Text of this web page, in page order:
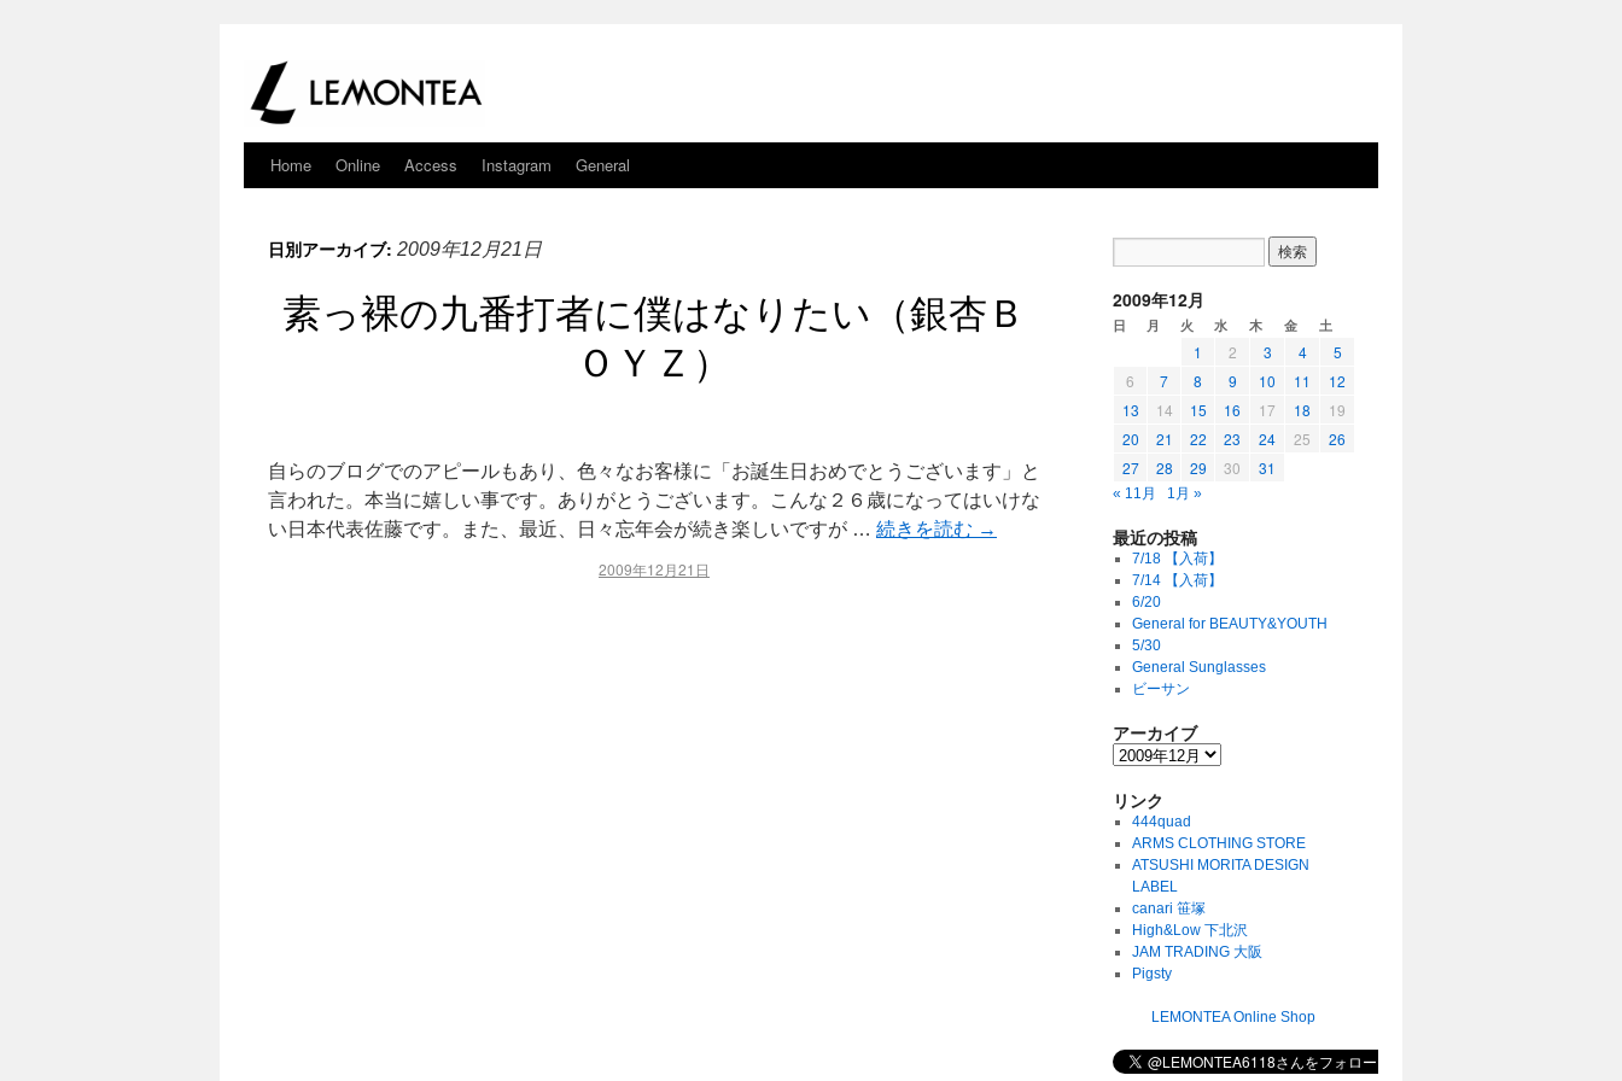
Home Online Access Instagram General
日別アーカイブ: 2009年12月21日
素っ裸の九番打者に僕はなりたい（銀杏Ｂ
ＯＹＺ）
自らのブログでのアピールもあり、色々なお客様に「お誕生日おめでとうございます」と
言われた。本当に嬉しい事です。ありがとうございます。こんな２６歳になってはいけな
い日本代表佐藤です。また、最近、日々忘年会が続き楽しいですが … 続きを読む →
2009年12月21日
2009年12月
日 月 火 水 木 金 土
1 2 3 4
5
6
7 8 9 10 11
12
13
14 15 16 17 18
19
20
21 22 23 24 25
26
27
28 29 30 31
« 11月 1月 »
最近の投稿
7/18 【入荷】
7/14 【入荷】
6/20
General for BEAUTY&YOUTH
5/30
General Sunglasses
ビーサン
アーカイブ
リンク
444quad
ARMS CLOTHING STORE
ATSUSHI MORITA DESIGN
LABEL
canari 笹塚
High&Low 下北沢
JAM TRADING 大阪
Pigsty
LEMONTEA Online Shop